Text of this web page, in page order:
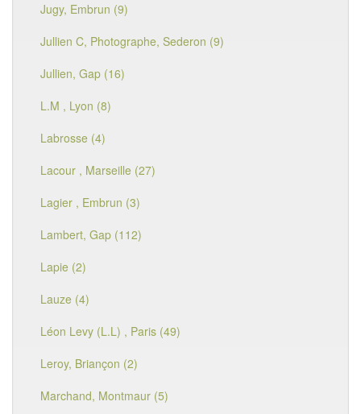
Jugy, Embrun (9)
Jullien C, Photographe, Sederon (9)
Jullien, Gap (16)
L.M , Lyon (8)
Labrosse (4)
Lacour , Marseille (27)
Lagier , Embrun (3)
Lambert, Gap (112)
Lapie (2)
Lauze (4)
Léon Levy (L.L) , Paris (49)
Leroy, Briançon (2)
Marchand, Montmaur (5)